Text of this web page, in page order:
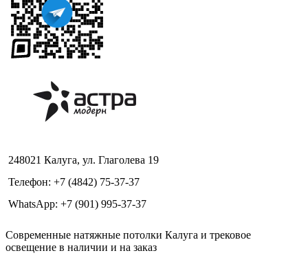
248021 Калуга, ул. Глаголева 19
Телефон: +7 (4842) 75-37-37
WhatsApp: +7 (901) 995-37-37
Современные натяжные потолки Калуга и трековое
освещение в наличии и на заказ